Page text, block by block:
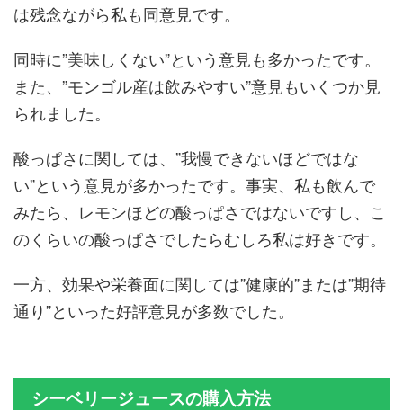
は残念ながら私も同意見です。
同時に”美味しくない”という意見も多かったです。
また、”モンゴル産は飲みやすい”意見もいくつか見
られました。
酸っぱさに関しては、”我慢できないほどではな
い”という意見が多かったです。事実、私も飲んで
みたら、レモンほどの酸っぱさではないですし、こ
のくらいの酸っぱさでしたらむしろ私は好きです。
一方、効果や栄養面に関しては”健康的”または”期待
通り”といった好評意見が多数でした。
シーベリージュースの購入方法